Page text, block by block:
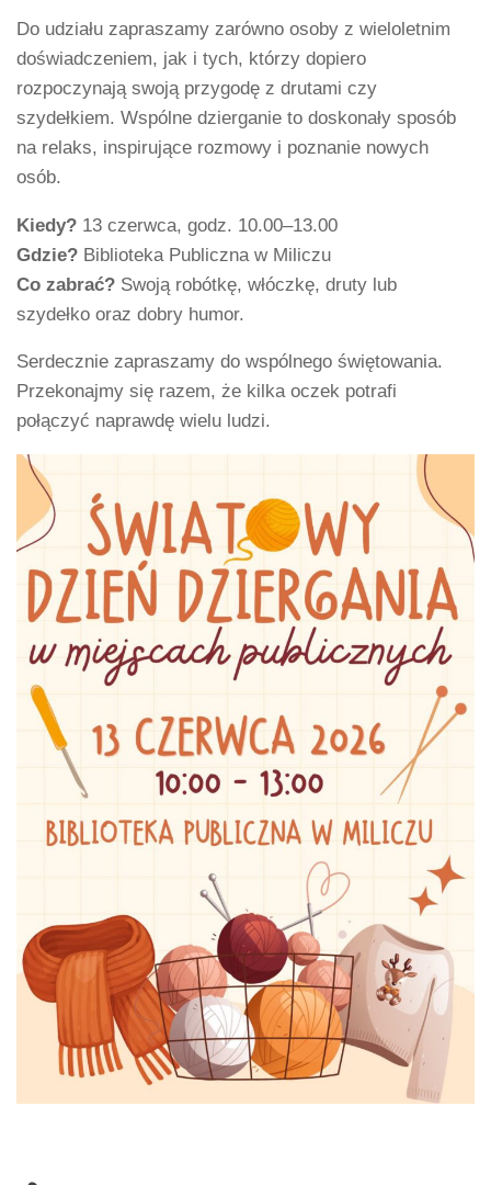
Do udziału zapraszamy zarówno osoby z wieloletnim
doświadczeniem, jak i tych, którzy dopiero
rozpoczynają swoją przygodę z drutami czy
szydełkiem. Wspólne dzierganie to doskonały sposób
na relaks, inspirujące rozmowy i poznanie nowych
osób.
Kiedy? 13 czerwca, godz. 10.00–13.00
Gdzie? Biblioteka Publiczna w Miliczu
Co zabrać? Swoją robótkę, włóczkę, druty lub
szydełko oraz dobry humor.
Serdecznie zapraszamy do wspólnego świętowania.
Przekonajmy się razem, że kilka oczek potrafi
połączyć naprawdę wielu ludzi.